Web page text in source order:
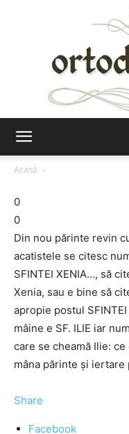
Acasă
0
0
Din nou părinte revin
acatistele se citesc
SFINTEI XENIA…, să
Xenia, sau e bine să
apropie postul
mâine e SF. ILIE iar
care se cheamă Ilie:
mâna părinte și
Share
Facebook